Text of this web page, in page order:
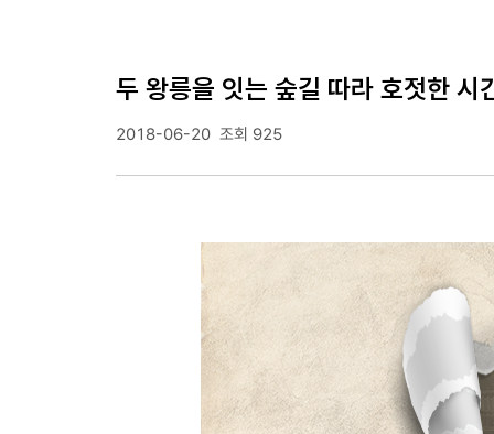
두 왕릉을 잇는 숲길 따라 호젓한 시
2018-06-20 조회 925